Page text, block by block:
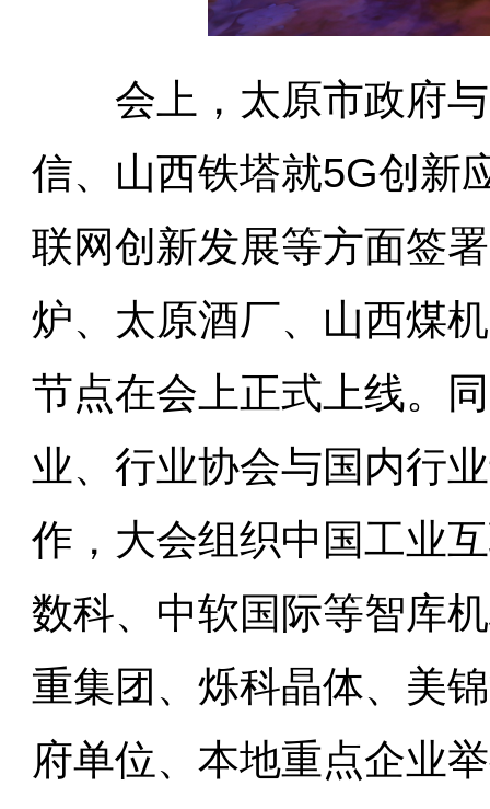
会上，太原市政府与
信、山西铁塔就5G创新
联网创新发展等方面签
炉、太原酒厂、山西煤
节点在会上正式上线。
业、行业协会与国内行
作，大会组织中国工业
数科、中软国际等智库
重集团、烁科晶体、美
府单位、本地重点企业